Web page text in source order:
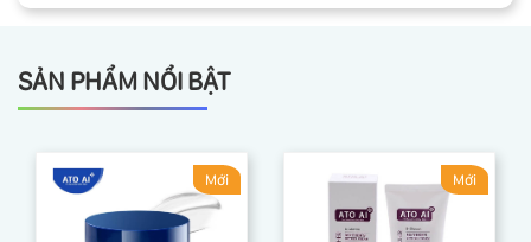
SẢN PHẨM NỔI BẬT
Mới Mới